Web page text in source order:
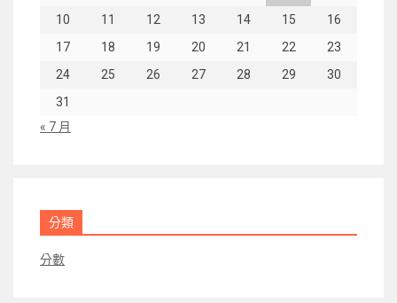
10
11 12 13 14 15
16
17
18 19 20 21 22
23
24
25 26 27 28 29
30
31
« 7 月
分類
分數